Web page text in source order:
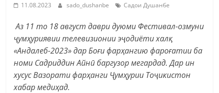
11.08.2023 sado_dushanbe Садои Душанбе
Аз 11 то 18 август даври дуюми Фестивал-озмуни
ҷумҳуриявии телевизионии эҷодиёти халқ
«Андалеб-2023» дар Боғи фарҳангию фароғатии ба
номи Садриддин Айнӣ баргузор мегардад. Дар ин
хусус Вазорати фарҳанги Ҷумҳурии Тоҷикистон
хабар медиҳад.